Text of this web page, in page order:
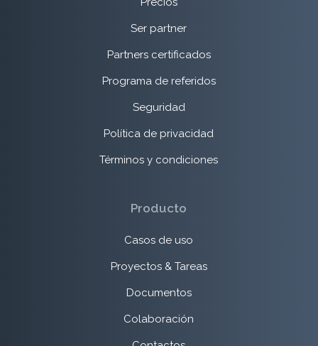
Ser partner
Partners certificados
Programa de referidos
Seguridad
Política de privacidad
Términos y condiciones
Producto
Casos de uso
Proyectos & Tareas
Documentos
Colaboración